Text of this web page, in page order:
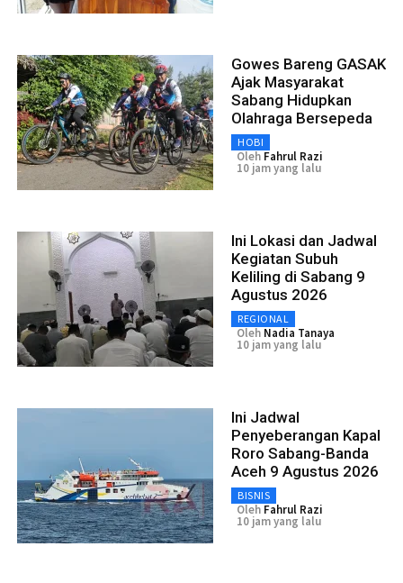
Gowes Bareng GASAK
Ajak Masyarakat
Sabang Hidupkan
Olahraga Bersepeda
HOBI
Oleh Fahrul Razi
10 jam yang lalu
Ini Lokasi dan Jadwal
Kegiatan Subuh
Keliling di Sabang 9
Agustus 2026
REGIONAL
Oleh Nadia Tanaya
10 jam yang lalu
Ini Jadwal
Penyeberangan Kapal
Roro Sabang-Banda
Aceh 9 Agustus 2026
BISNIS
Oleh Fahrul Razi
10 jam yang lalu